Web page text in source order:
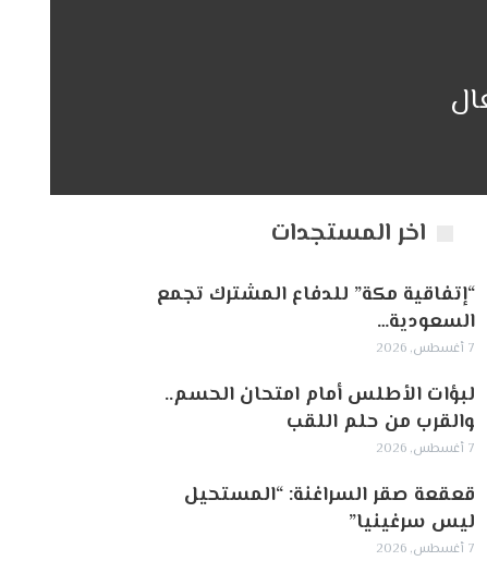
اخر المستجدات
“إتفاقية مكة” للدفاع المشترك تجمع
السعودية…
7 أغسطس, 2026
لبؤات الأطلس أمام امتحان الحسم..
والقرب من حلم اللقب
7 أغسطس, 2026
قعقعة صقر السراغنة: “المستحيل
ليس سرغينيا”
7 أغسطس, 2026